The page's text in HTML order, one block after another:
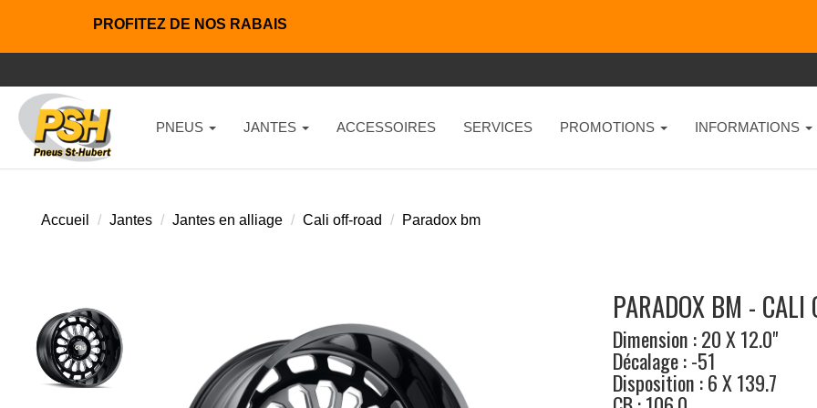
PROFITEZ DE NOS RABAIS
PNEUS JANTES ACCESSOIRES SERVICES PROMOTIONS INFORMATIONS
Accueil Jantes Jantes en alliage Cali off-road Paradox bm
PARADOX BM - CALI
Dimension : 20 X 12.0"
Décalage : -51
Disposition : 6 X 139.7